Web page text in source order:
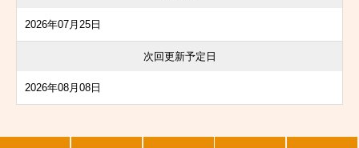
2026年07月25日
次回更新予定日
2026年08月08日